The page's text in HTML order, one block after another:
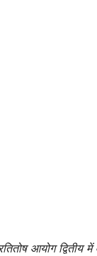
आयोग द्वितीय